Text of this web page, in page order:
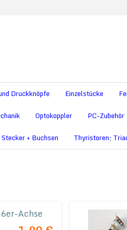
Druckknöpfe Einzelstücke
Optokoppler PC-Zubehör
Stecker + Buchsen Thyristoren;
Achse
Metallgehäuse;